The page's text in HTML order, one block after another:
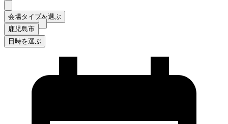
会場タイプを選ぶ
鹿児島市
日時を選ぶ